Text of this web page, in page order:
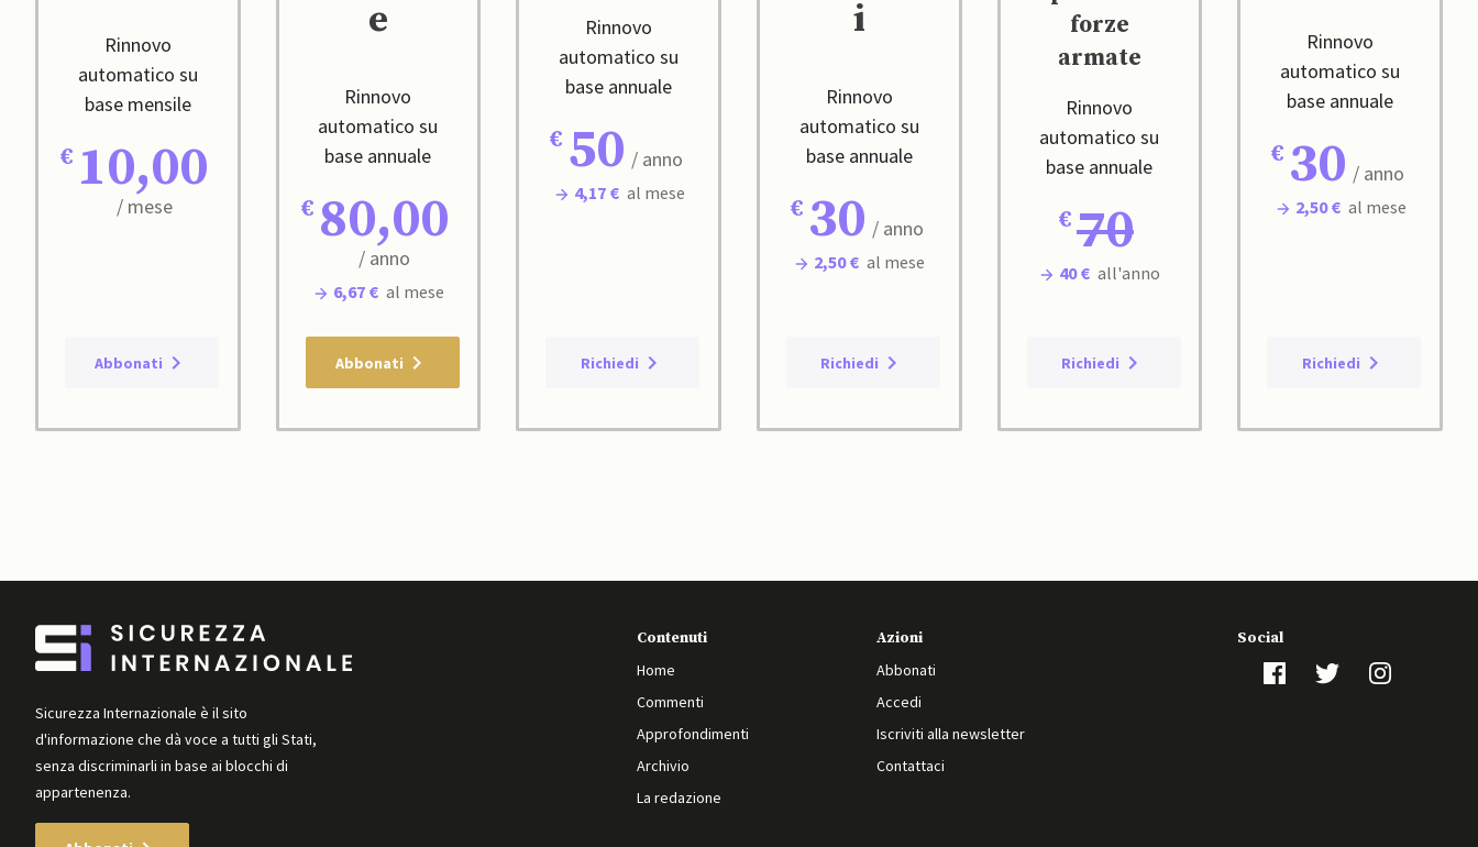
Rinnovo
automatico su
base mensile
10,00
/ mese
Abbonati
e
Rinnovo
automatico su
base annuale
80,00
/ anno
6,67 € al mese
Abbonati
Rinnovo
automatico su
base annuale
50 / anno
4,17 € al mese
Richiedi
i
Rinnovo
automatico su
base annuale
30 / anno
2,50 € al mese
Richiedi
forze
armate
Rinnovo
automatico su
base annuale
70
40 € all'anno
Richiedi
Rinnovo
automatico su
base annuale
30 / anno
2,50 € al mese
Richiedi
Sicurezza Internazionale è il sito
d'informazione che dà voce a tutti gli Stati,
senza discriminarli in base ai blocchi di
appartenenza.
Contenuti
Home
Commenti
Approfondimenti
Archivio
La redazione
Azioni
Abbonati
Accedi
Iscriviti alla newsletter
Contattaci
Social